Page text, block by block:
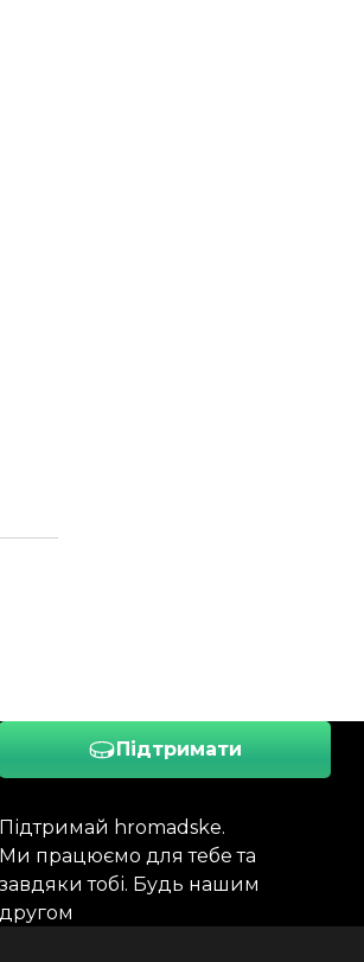
Підтримати
Підтримай hromadske.
Ми працюємо для тебе та
завдяки тобі. Будь нашим
другом